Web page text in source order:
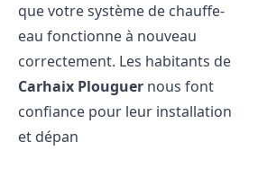
que votre système de chauffe-
eau fonctionne à nouveau
correctement. Les habitants de
Carhaix Plouguer nous font
confiance pour leur installation
et dépan